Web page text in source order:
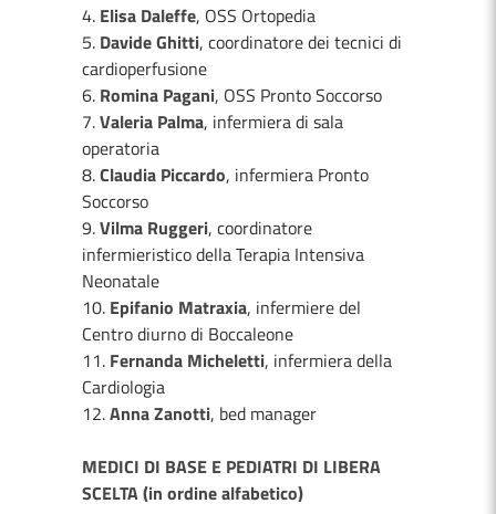
4. Elisa Daleffe, OSS Ortopedia
5. Davide Ghitti, coordinatore dei tecnici di
cardioperfusione
6. Romina Pagani, OSS Pronto Soccorso
7.Valeria Palma, infermiera di sala
operatoria
8.Claudia Piccardo, infermiera Pronto
Soccorso
9.Vilma Ruggeri, coordinatore
infermieristico della Terapia Intensiva
Neonatale
10. Epifanio Matraxia, infermiere del
Centro diurno di Boccaleone
11. Fernanda Micheletti, infermiera della
Cardiologia
12.Anna Zanotti, bed manager
MEDICI DI BASE E PEDIATRI DI LIBERA
SCELTA (in ordine alfabetico)